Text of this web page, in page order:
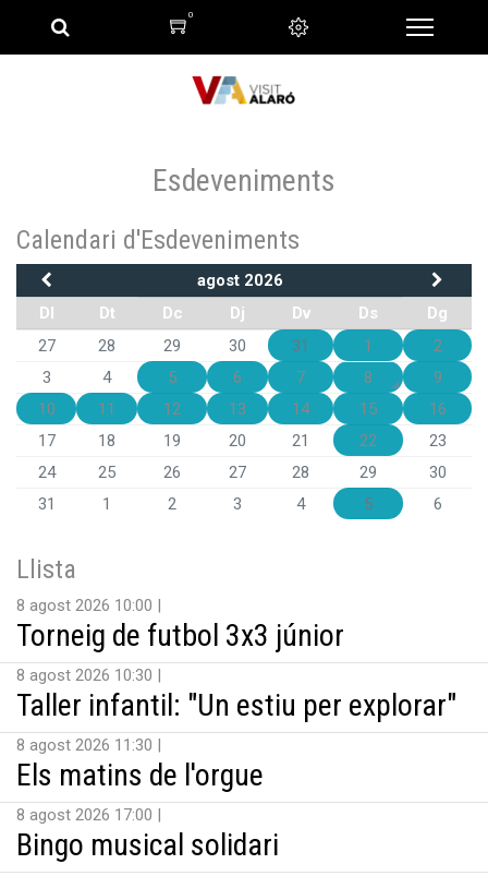
0
Esdeveniments
Calendari d'Esdeveniments
agost 2026
Dl
Dt Dc Dj Dv Ds
Dg
27
28 29 30 31 1
2
3
4 5 6 7 8
9
10
11 12 13 14 15
16
17
18 19 20 21 22
23
24
25 26 27 28 29
30
31
1 2 3 4 5 6
Llista
8 agost 2026 10:00
Torneig de futbol 3x3 júnior
8 agost 2026 10:30
Taller infantil: "Un estiu per explorar"
8 agost 2026 11:30
Els matins de l'orgue
8 agost 2026 17:00
Bingo musical solidari